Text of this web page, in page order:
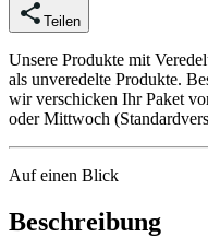
Teilen
Unsere Produkte mit
als unveredelte Produkte.
wir verschicken Ihr Paket
oder Mittwoch
Auf einen Blick
Beschreibung